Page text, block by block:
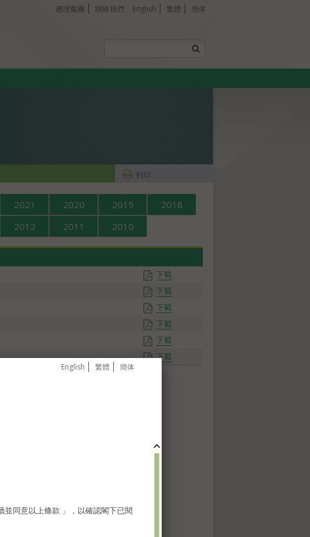
惠理集團 聯絡我們 English 繁體 簡体
列印
2021 2020 2019
2018
2012 2011 2010
下載
下載
下載
下載
下載
下載
English 繁體 簡体
同意以上條款 」，以確認閣下已閱